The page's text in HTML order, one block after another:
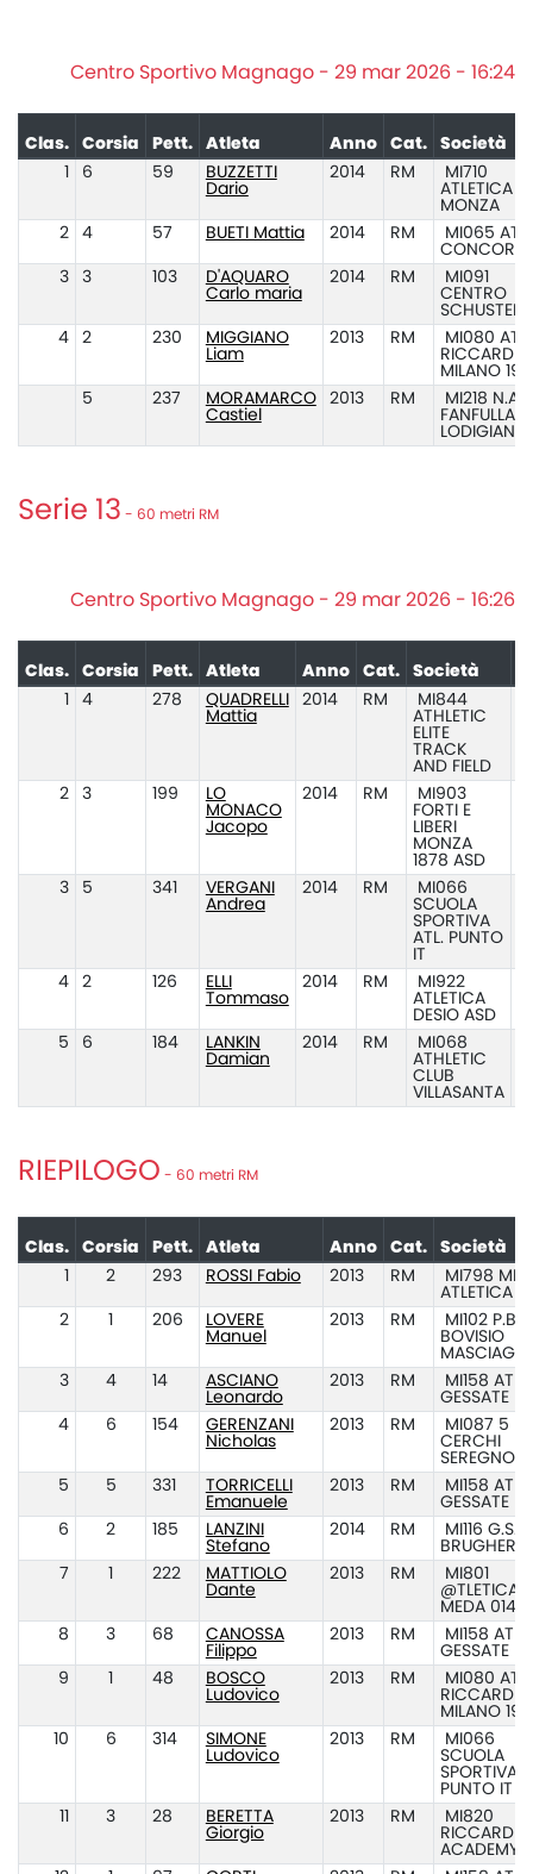
Centro Sportivo Magnago - 29 mar 2026 - 16:24
Clas. Corsia Pett. Atleta Anno Cat.
Società
6 59
BUZZETTI
Dario
2014 RM
MI710
ATLETICA
MONZA
2
4 57 BUETI Mattia 2014 RM
MI065 ATL.
3
3 103
D'AQUARO
Carlo maria
2014 RM
MI091
CENTRO
SCHUSTER
4
2 230
MIGGIANO
Liam
2013 RM
MI080 ATL.
RICCARDI
MILANO
5
237
MORAMARCO
Castiel
2013 RM
MI218
FANFULLA
LODIGIANA
Serie 13 - 60 metri RM
Centro Sportivo Magnago - 29 mar 2026 - 16:26
Clas. Corsia Pett. Atleta Anno Cat. Società
4 278
QUADRELLI
Mattia
2014 RM
MI844
ATHLETIC
ELITE
TRACK
AND FIELD
2
3 199
LO
MONACO
Jacopo
2014 RM
MI903
FORTI E
LIBERI
MONZA
1878 ASD
3
5 341
VERGANI
Andrea
2014 RM
MI066
SCUOLA
SPORTIVA
ATL. PUNTO
IT
4
2 126
ELLI
Tommaso
2014 RM
MI922
ATLETICA
DESIO ASD
5
6 184
LANKIN
Damian
2014 RM
MI068
ATHLETIC
CLUB
VILLASANTA
RIEPILOGO - 60 metri RM
Clas. Corsia Pett. Atleta Anno Cat.
Società
2 293 ROSSI Fabio 2013 RM
MI798
ATLETICA
2
206
LOVERE
Manuel
2013 RM
MI102
BOVISIO
MASCIAGO
3
4 14
ASCIANO
Leonardo
2013 RM
MI158 ATL.
GESSATE
4
6 154
GERENZANI
Nicholas
2013 RM
MI087 5
CERCHI
SEREGNO
5
5 331
TORRICELLI
Emanuele
2013 RM
MI158 ATL.
GESSATE
6
2 185
LANZINI
Stefano
2014 RM
MI116 G.S.A.
BRUGHERIO
7
222
MATTIOLO
Dante
2013 RM
MI801
@TLETICA
MEDA 014
8
3 68
CANOSSA
Filippo
2013 RM
MI158 ATL.
GESSATE
9
48
BOSCO
Ludovico
2013 RM
MI080 ATL.
RICCARDI
MILANO
10
6 314
SIMONE
Ludovico
2013 RM
MI066
SCUOLA
SPORTIVA
PUNTO IT
3 28
BERETTA
Giorgio
2013 RM
MI820
RICCARDI
ACADEMY